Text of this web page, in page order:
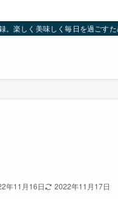
。楽しく美味しく毎日を過ごす
年11月16日 2022年11月17日